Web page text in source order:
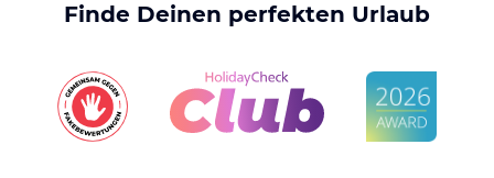
Finde Deinen perfekten Urlaub